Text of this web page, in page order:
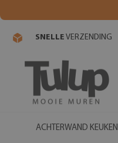
SNELLE VERZENDING
ACHTERWAND KEUKEN